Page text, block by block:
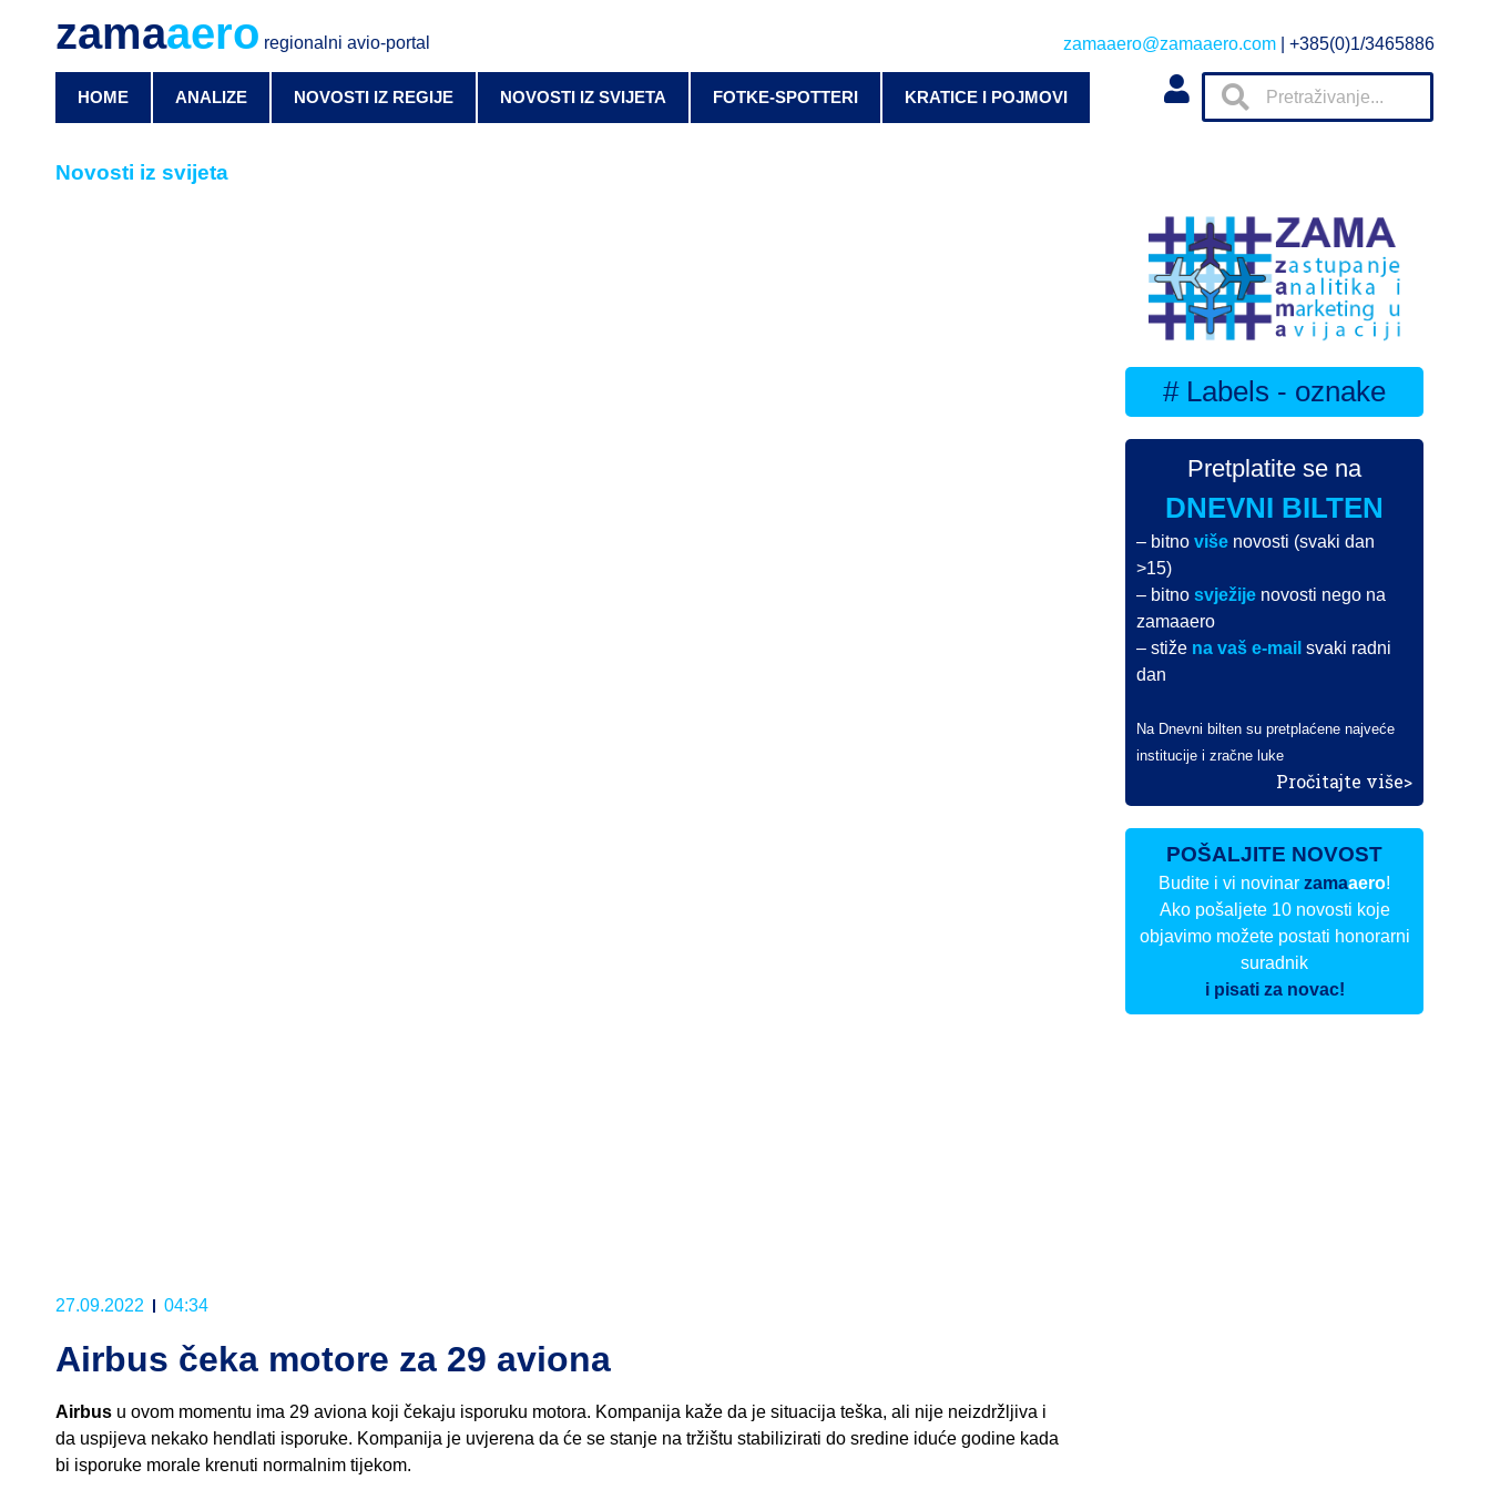
zamaaero regionalni avio-portal zamaaero@zamaaero.com | +385(0)1/3465886
HOME ANALIZE NOVOSTI IZ REGIJE NOVOSTI IZ SVIJETA FOTKE-SPOTTERI KRATICE I POJMOVI
Novosti iz svijeta
27.09.2022 04:34
Airbus čeka motore za 29 aviona
Airbus u ovom momentu ima 29 aviona koji čekaju isporuku motora. Kompanija kaže da je situacija teška, ali nije neizdržljiva i
da uspijeva nekako hendlati isporuke. Kompanija je uvjerena da će se stanje na tržištu stabilizirati do sredine iduće godine kada
bi isporuke morale krenuti normalnim tijekom.
# Labels - oznake
Pretplatite se na
DNEVNI BILTEN
– bitnoviše novosti (svaki dan
>15)
– bitnosvježije novosti nego na
zamaaero
– stiže na vaš e-mail svaki radni
dan
Na Dnevni bilten su pretplaćene najveće
institucije i zračne luke
Pročitajte više>
POŠALJITE NOVOST
Budite i vi novinarzamaaero!
Ako pošaljete 10 novosti koje
objavimo možete postati honorarni
suradnik
i pisati za novac!